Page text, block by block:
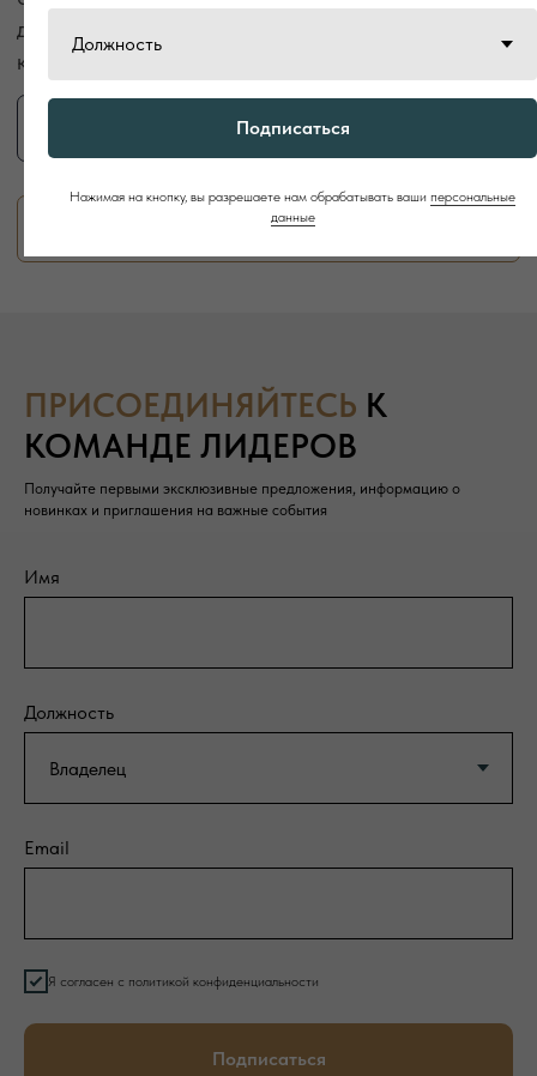
ПРИСОЕДИНЯЙТЕСЬ К
КОМАНДЕ ЛИДЕРОВ
Получайте первыми эксклюзивные предложения, информацию о
новинках и приглашения на важные события
Имя
Должность
Email
Я согласен с политикой конфиденциальности
Подписаться
ElmTree: официальный дистрибьютор
бренда LEMIв России
Получить условия покупкиПодписаться
Нажимая на кнопку, вы разрешаете нам обрабатывать ваши персональные
данные